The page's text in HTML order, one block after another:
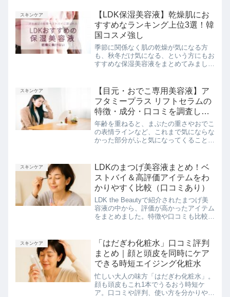
す。
スキンケア
【LDK保湿美容液】乾燥肌にお
すすめなランキング上位3選！韓
国コスメ強し
季節に関係なく肌の乾燥が気になる方
も、秋冬だけ気になる、という方にもお
すすめな保湿美容液をまとめてみまし
で、ぜひご参考に！
スキンケア
【目元・おでこ専用美容液】ア
フタミープラス リフトセラムの
特徴・成分・口コミを調査しま
した
年齢を重ねると、まぶたの重さやおでこ
の表情ラインなど、これまで気にならな
かった部分がふと気になってくることが
なり、まぶたやおでこに使える専用の美
容液を探していたところ、...
スキンケア
LDKのまつげ美容液まとめ！ベ
ストバイ＆高評価アイテムをわ
かりやすく比較（口コミあり）
LDK the Beautyで紹介されたまつげ美
容液の中から、評価が高かったアイテム
をまとめました。特徴や口コミも比較し
スキンケア
「はだぎわ化粧水」口コミ評判
まとめ｜顔と頭皮を同時にケア
できる時短エイジング化粧水
忙しい大人の味方「はだぎわ化粧水」。
顔も頭皮もこれ1本でうるおう時短ケ
ア。口コミや評判、使い方を分かりやす